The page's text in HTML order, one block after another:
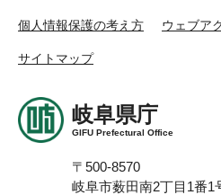
個人情報保護の考え方 ウェブア
サイトマップ
岐阜県庁
GIFU Prefectural Office
〒500-8570
岐阜市薮田南2丁目1番1